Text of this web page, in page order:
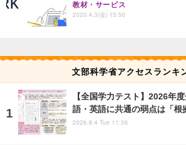
教材・サービス
2020.4.3(金) 15:50
文部科学省アクセスランキ
【全国学力テスト】2026年
語・英語に共通の弱点は「根
2026.8.4 Tue 11:36